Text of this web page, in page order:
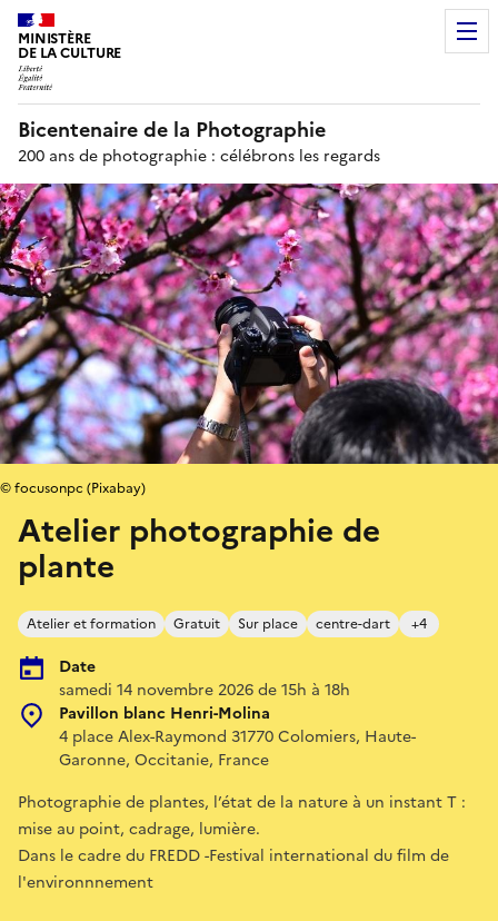
MINISTÈRE
DE LA CULTURE
Bicentenaire de la Photographie
200 ans de photographie : célébrons les regards
Atelier photographie de
plante
Atelier et formation Gratuit Sur place centre-dart +4
Date
samedi 14 novembre 2026 de 15h à 18h
Pavillon blanc Henri-Molina
4 place Alex-Raymond 31770 Colomiers, Haute-
Garonne, Occitanie, France
© focusonpc (Pixabay)
Photographie de plantes, l’état de la nature à un instant T :
mise au point, cadrage, lumière.
Dans le cadre du FREDD -Festival international du film de
l'environnnement